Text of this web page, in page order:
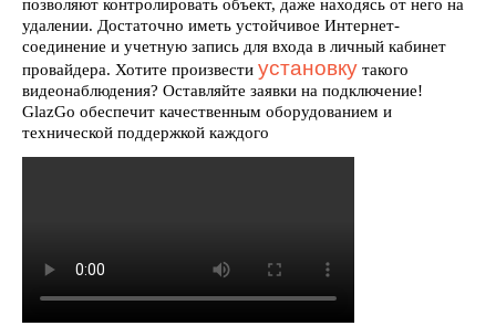
позволяют контролировать объект, даже находясь от него на
удалении. Достаточно иметь устойчивое Интернет-
соединение и учетную запись для входа в личный кабинет
провайдера. Хотите произвести установку такого
видеонаблюдения? Оставляйте заявки на подключение!
GlazGo обеспечит качественным оборудованием и
технической поддержкой каждого